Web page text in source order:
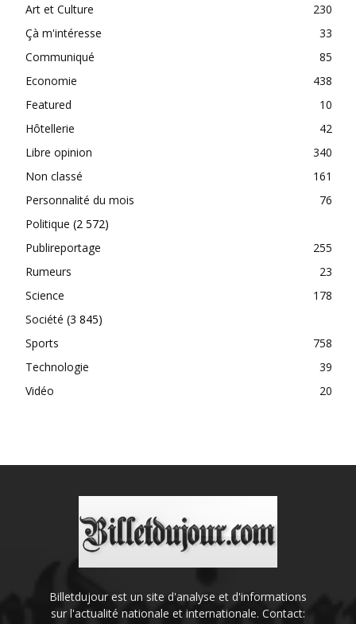
Art et Culture
230
Çà m'intéresse
33
Communiqué
85
Economie
438
Featured
10
Hôtellerie
42
Libre opinion
340
Non classé
161
Personnalité du mois
76
Politique (2 572)
Publireportage
255
Rumeurs
23
Science
178
Société (3 845)
Sports
758
Technologie
39
Vidéo
20
Billetdujour est un site d'analyse et d'informations
sur l'actualité nationale et internationale. Contact: